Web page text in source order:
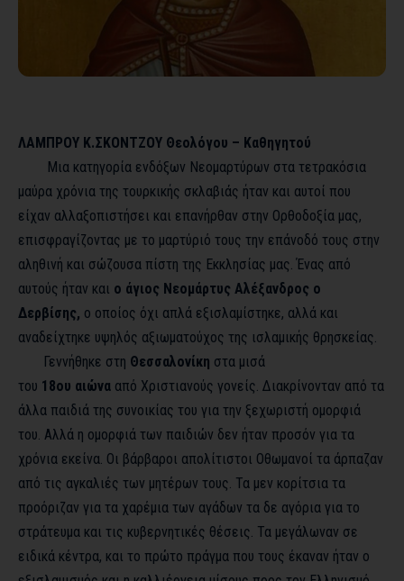
ΛΑΜΠΡΟΥ Κ.ΣΚΟΝΤΖΟΥ Θεολόγου – Καθηγητού
Μια κατηγορία ενδόξων Νεομαρτύρων στα τετρακόσια
μαύρα χρόνια της τουρκικής σκλαβιάς ήταν και αυτοί που
είχαν αλλαξοπιστήσει και επανήρθαν στην Ορθοδοξία μας,
επισφραγίζοντας με το μαρτύριό τους την επάνοδό τους στην
αληθινή και σώζουσα πίστη της Εκκλησίας μας. Ένας από
αυτούς ήταν και ο άγιος Νεομάρτυς Αλέξανδρος ο
Δερβίσης, ο οποίος όχι απλά εξισλαμίστηκε, αλλά και
αναδείχτηκε υψηλός αξιωματούχος της ισλαμικής θρησκείας.
Γεννήθηκε στη Θεσσαλονίκη στα μισά
του 18ου αιώνα από Χριστιανούς γονείς. Διακρίνονταν από τα
άλλα παιδιά της συνοικίας του για την ξεχωριστή ομορφιά
του. Αλλά η ομορφιά των παιδιών δεν ήταν προσόν για τα
χρόνια εκείνα. Οι βάρβαροι απολίτιστοι Οθωμανοί τα άρπαζαν
από τις αγκαλιές των μητέρων τους. Τα μεν κορίτσια τα
προόριζαν για τα χαρέμια των αγάδων τα δε αγόρια για το
στράτευμα και τις κυβερνητικές θέσεις. Τα μεγάλωναν σε
ειδικά κέντρα, και το πρώτο πράγμα που τους έκαναν ήταν ο